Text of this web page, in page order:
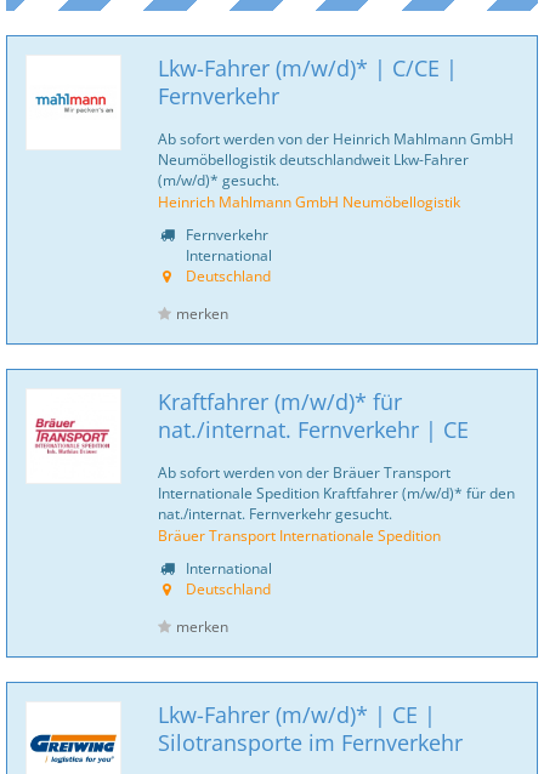
Lkw-Fahrer (m/w/d)* | C/CE |
Fernverkehr
Ab sofort werden von der Heinrich Mahlmann GmbH
Neumöbellogistik deutschlandweit Lkw-Fahrer
(m/w/d)* gesucht.
Heinrich Mahlmann GmbH Neumöbellogistik
Fernverkehr
International
Deutschland
merken
Kraftfahrer (m/w/d)* für
nat./internat. Fernverkehr | CE
Ab sofort werden von der Bräuer Transport
Internationale Spedition Kraftfahrer (m/w/d)* für den
nat./internat. Fernverkehr gesucht.
Bräuer Transport Internationale Spedition
International
Deutschland
merken
Lkw-Fahrer (m/w/d)* | CE |
Silotransporte im Fernverkehr